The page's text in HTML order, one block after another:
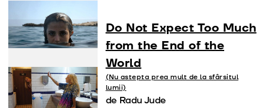
Do Not Expect Too Much
from the End of the
World
(Nu astepta prea mult de la sfârsitul
lumii)
de Radu Jude